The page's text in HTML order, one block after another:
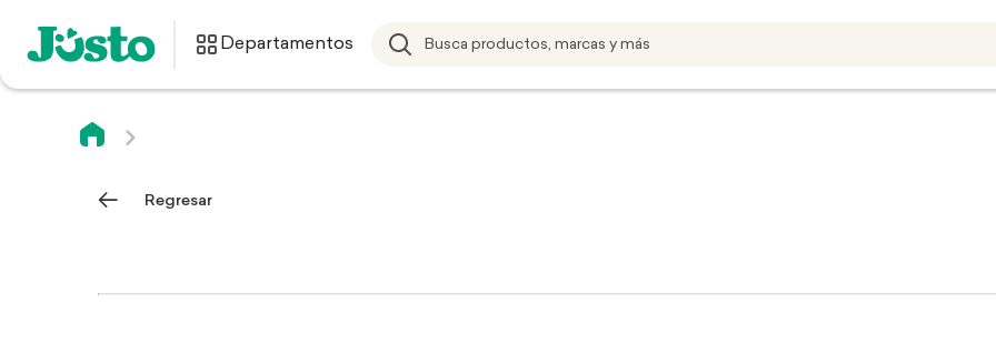
Departamentos
Regresar